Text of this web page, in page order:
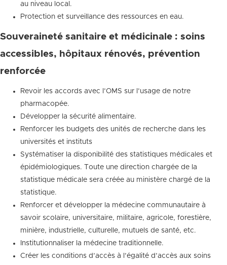
au niveau local.
Protection et surveillance des ressources en eau.
Souveraineté sanitaire et médicinale : soins
accessibles, hôpitaux rénovés, prévention
renforcée
Revoir les accords avec l’OMS sur l’usage de notre
pharmacopée.
Développer la sécurité alimentaire.
Renforcer les budgets des unités de recherche dans les
universités et instituts
Systématiser la disponibilité des statistiques médicales et
épidémiologiques. Toute une direction chargée de la
statistique médicale sera créée au ministère chargé de la
statistique.
Renforcer et développer la médecine communautaire à
savoir scolaire, universitaire, militaire, agricole, forestière,
minière, industrielle, culturelle, mutuels de santé, etc.
Institutionnaliser la médecine traditionnelle.
Créer les conditions d’accès à l’égalité d’accès aux soins